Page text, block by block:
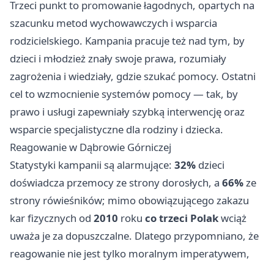
Trzeci punkt to promowanie łagodnych, opartych na
szacunku metod wychowawczych i wsparcia
rodzicielskiego. Kampania pracuje też nad tym, by
dzieci i młodzież znały swoje prawa, rozumiały
zagrożenia i wiedziały, gdzie szukać pomocy. Ostatni
cel to wzmocnienie systemów pomocy — tak, by
prawo i usługi zapewniały szybką interwencję oraz
wsparcie specjalistyczne dla rodziny i dziecka.
Reagowanie w Dąbrowie Górniczej
Statystyki kampanii są alarmujące: 32% dzieci
doświadcza przemocy ze strony dorosłych, a 66%ze
strony rówieśników; mimo obowiązującego zakazu
kar fizycznych od 2010 roku co trzeci Polakwciąż
uważa je za dopuszczalne. Dlatego przypomniano, że
reagowanie nie jest tylko moralnym imperatywem,